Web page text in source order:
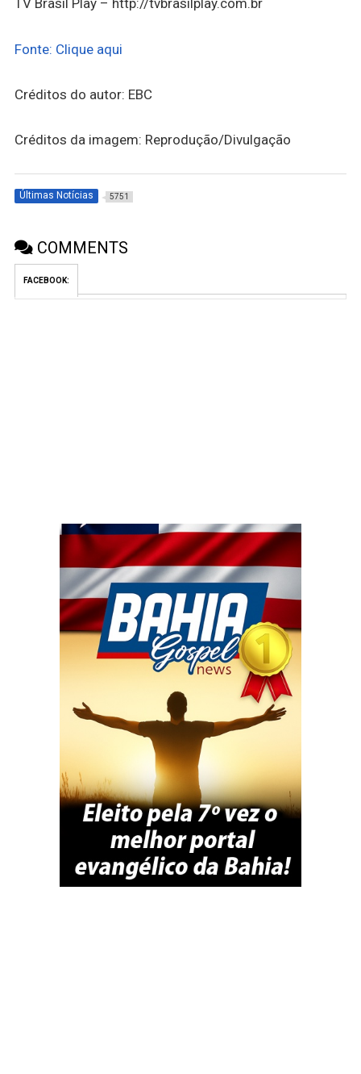
Fonte: Clique aqui
Créditos do autor: EBC
Créditos da imagem: Reprodução/Divulgação
Últimas Notícias 5751
COMMENTS
FACEBOOK: